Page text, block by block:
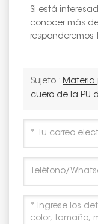
Si está
conocer más
Sujeto : Materia
cuero de la PU